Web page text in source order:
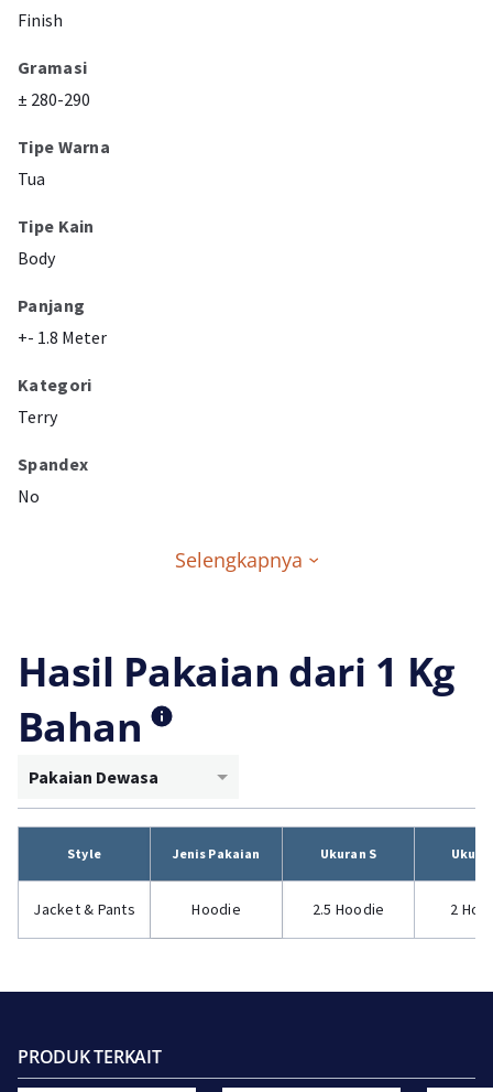
Finish
Gramasi
± 280-290
Tipe Warna
Tua
Tipe Kain
Body
Panjang
+- 1.8 Meter
Kategori
Terry
Spandex
No
Selengkapnya
Hasil Pakaian dari 1 Kg
Bahan
Pakaian Dewasa
Style Jenis Pakaian Ukuran S
Jacket & Pants Hoodie 2.5 Hoodie 2
PRODUK TERKAIT